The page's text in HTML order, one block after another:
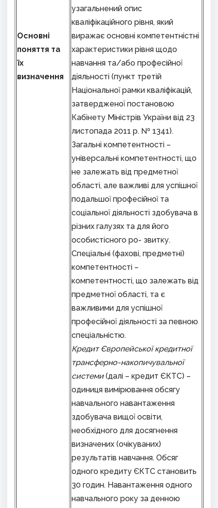
Основні
поняття та
їх
визначення
узагальнений опис
кваліфікаційного рівня, який
виражає основні компетентністні
характеристики рівня щодо
навчання та/або професійної
діяльності (пункт третій
Національної рамки кваліфікацій,
затвердженої постановою
Кабінету Міністрів України від 23
листопада 2011 р. № 1341).
Загальні компетентності –
універсальні компетентності, що
не залежать від предметної
області, але важливі для успішної
подальшої професійної та
соціальної діяльності здобувача в
різних галузях та для його
особистісного ро- звитку.
Спеціальні (фахові, предметні)
компетентності –
компетентності, що залежать від
предметної області, та є
важливими для успішної
професійної діяльності за певною
спеціальністю.
Кредит Європейської кредитної
трансферно-накопичувальної
системи(далі – кредит ЄКТС) –
одиниця вимірювання обсягу
навчального навантаження
здобувача вищої освіти,
необхідного для досягнення
визначених (очікуваних)
результатів навчання. Обсяг
одного кредиту ЄКТС становить
30 годин. Навантаження одного
навчального року за денною